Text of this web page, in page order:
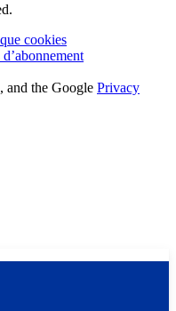
cookies
and the Google Privacy